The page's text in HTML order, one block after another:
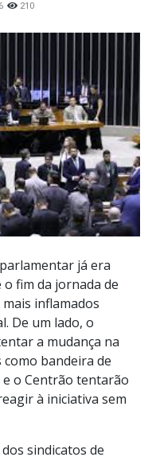
210
já era
fim da jornada de
inflamados
De um lado, o
a mudança na
bandeira de
o Centrão tentarão
à iniciativa sem
sindicatos de